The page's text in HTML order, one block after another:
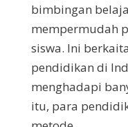
bimbingan
mempermudah
siswa. Ini
pendidikan di
menghadapi
itu, para